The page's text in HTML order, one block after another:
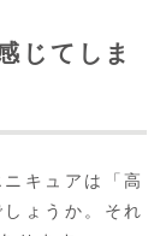
じてしま
キュアは「高
ょうか。それ